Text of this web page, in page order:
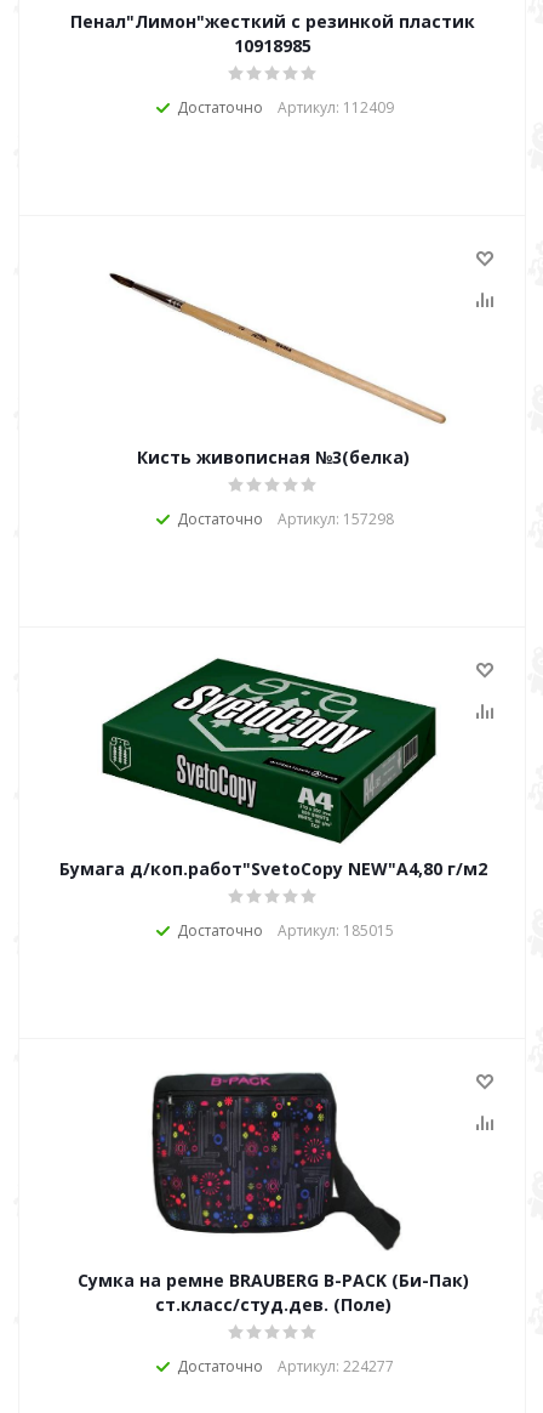
Пенал"Лимон"жесткий с резинкой пластик
10918985
Достаточно Артикул: 112409
Кисть живописная №3(белка)
Достаточно Артикул: 157298
Бумага д/коп.работ"SvetoCopy NEW"А4,80 г/м2
Достаточно Артикул: 185015
Сумка на ремне BRAUBERG B-PACK (Би-Пак)
ст.класс/студ.дев. (Поле)
Достаточно Артикул: 224277